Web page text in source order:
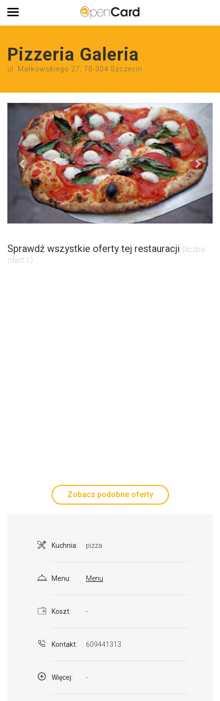
Pizzeria Galeria
ul. Małkowskiego 27, 70-304 Szczecin
Sprawdź wszystkie oferty tej restauracji (liczba
ofert 1)
Zobacz podobne oferty
Kuchnia: pizza
Menu: Menu
Koszt: -
Kontakt: 609441313
Więcej: -